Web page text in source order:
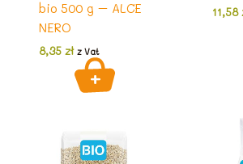
bio 500 g – ALCE
NERO
8,35 zł z Vat
11,58